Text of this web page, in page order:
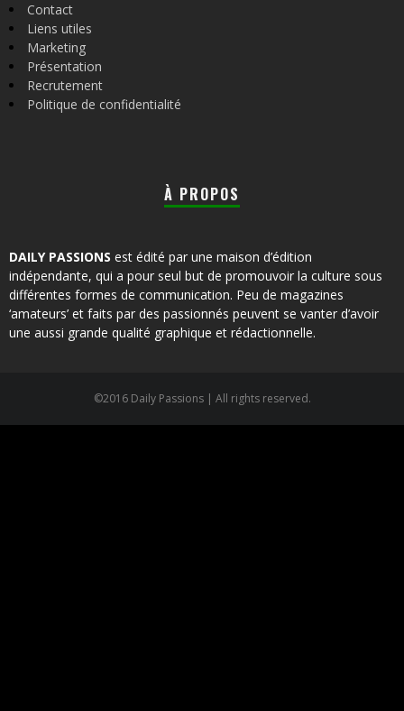
Contact
Liens utiles
Marketing
Présentation
Recrutement
Politique de confidentialité
À PROPOS
DAILY PASSIONS est édité par une maison d’édition
indépendante, qui a pour seul but de promouvoir la culture sous
différentes formes de communication. Peu de magazines
‘amateurs’ et faits par des passionnés peuvent se vanter d’avoir
une aussi grande qualité graphique et rédactionnelle.
©2016 Daily Passions | All rights reserved.